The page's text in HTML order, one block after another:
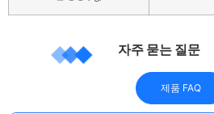
자주 묻는 질문
제품 FAQ